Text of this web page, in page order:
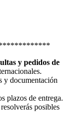
y pedidos de
y documentación
plazos de entrega.
posibles